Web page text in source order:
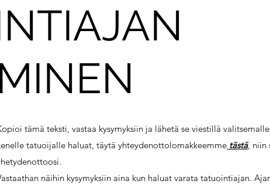
tämä teksti, vastaa kysymyksiin ja lähetä se viestillä
tatuoijalle haluat, täytä yhteydenottolomakkeemme tästä, niin
näihin kysymyksiin aina kun haluat varata tatuointiajan.